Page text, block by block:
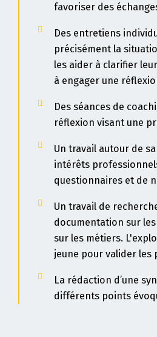
favoriser des
Des entretiens
précisément la
les aider à clarifier
à engager une
Des séances de
réflexion visant une
Un travail autour de
intérêts
questionnaires et de
Un travail de
documentation sur
sur les métiers.
jeune pour valider les
La rédaction d’une
différents points